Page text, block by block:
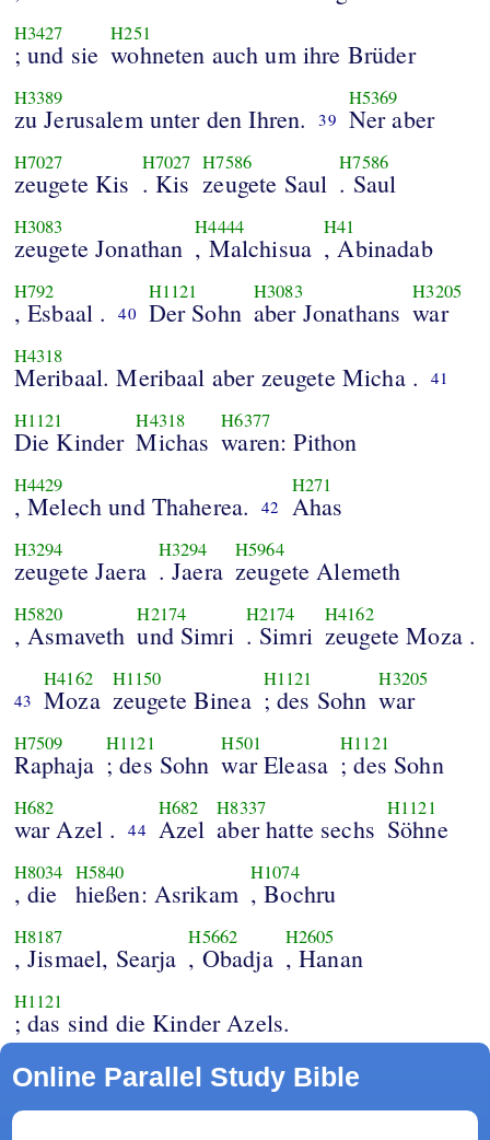
H3427
; und sie
H251
wohneten auch um ihre Brüder
H3389
zu Jerusalem unter den Ihren. 39
H5369
Ner aber
H7027
zeugete Kis
H7027
. Kis
H7586
zeugete Saul
H7586
. Saul
H3083
zeugete Jonathan
H4444
, Malchisua
H41
, Abinadab
H792
, Esbaal . 40
H1121
Der Sohn
H3083
aber Jonathans
H3205
war
H4318
Meribaal. Meribaal aber zeugete Micha . 41
H1121
Die Kinder
H4318
Michas
H6377
waren: Pithon
H4429
, Melech und Thaherea. 42
H271
Ahas
H3294
zeugete Jaera
H3294
. Jaera
H5964
zeugete Alemeth
H5820
, Asmaveth
H2174
und Simri
H2174
. Simri
H4162
zeugete Moza .
43
H4162
Moza
H1150
zeugete Binea
H1121
; des Sohn
H3205
war
H7509
Raphaja
H1121
; des Sohn
H501
war Eleasa
H1121
; des Sohn
H682
war Azel . 44
H682
Azel
H8337
aber hatte sechs
H1121
Söhne
H8034
, die
H5840
hießen: Asrikam
H1074
, Bochru
H8187
, Jismael, Searja
H5662
, Obadja
H2605
, Hanan
H1121
; das sind die Kinder Azels.
Online Parallel Study Bible